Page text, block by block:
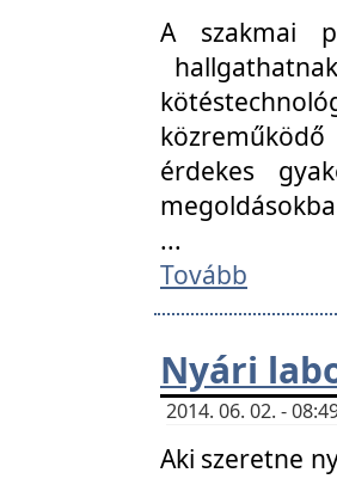
A szakmai
érdekes
...
Tovább
Nyári
2014. 06. 02. -
Aki szeretne